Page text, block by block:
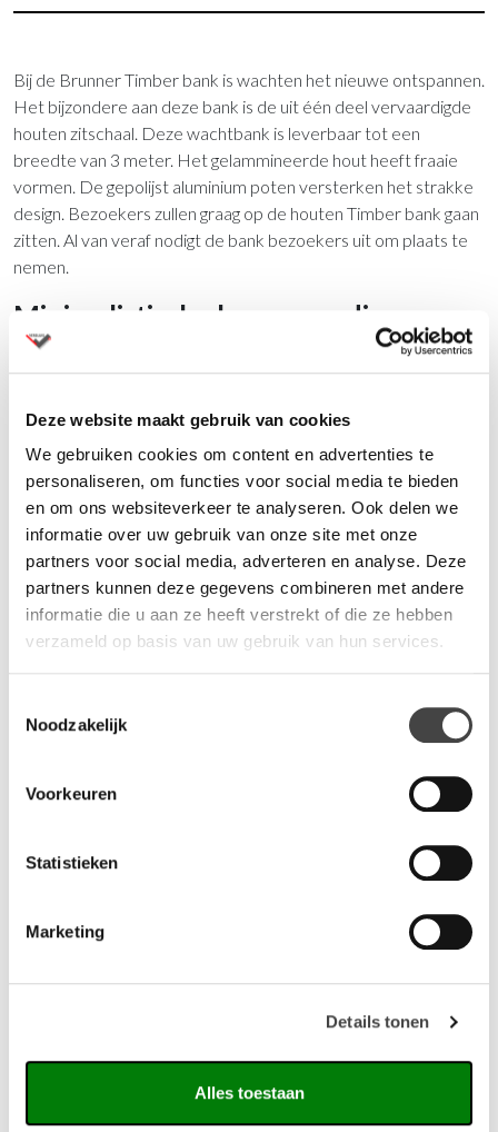
Deze website maakt gebruik van cookies
We gebruiken cookies om content en advertenties te
personaliseren, om functies voor social media te bieden
en om ons websiteverkeer te analyseren. Ook delen we
informatie over uw gebruik van onze site met onze
partners voor social media, adverteren en analyse. Deze
partners kunnen deze gegevens combineren met andere
informatie die u aan ze heeft verstrekt of die ze hebben
verzameld op basis van uw gebruik van hun services.
Noodzakelijk
Voorkeuren
Statistieken
Marketing
Details tonen
Alles toestaan
Bij de Brunner Timber bank is wachten het nieuwe ontspannen.
Het bijzondere aan deze bank is de uit één deel vervaardigde
houten zitschaal. Deze wachtbank is leverbaar tot een
breedte van 3 meter. Het gelammineerde hout heeft fraaie
vormen. De gepolijst aluminium poten versterken het strakke
design. Bezoekers zullen graag op de houten Timber bank gaan
zitten. Al van veraf nodigt de bank bezoekers uit om plaats te
nemen.
Minimalistische hoogwaardige
wachtbank
leverbaar met en zonder harmleuningen. De zitschaal is
gemaakt van gelammineerd eiken of hoogwaardig HPL, De
eiken uitvoering kan worden gebeitst in een kleur uit de beits
collectie of mat gelakt worden. De wachtkamerbank is
verkrijgbaar in drie verschillende lengtes, 184 cm, 242 cm en
300 cm. Desgewenst kan de bank ook worden bekleed met
een van de vele stoffen, kunstleder of leder Torro of Sevilla.
Gerelateerde producten